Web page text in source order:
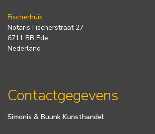
Fischerhuis
Notaris Fischerstraat 27
6711 BB Ede
Nederland
Contactgegevens
Simonis & Buunk Kunsthandel